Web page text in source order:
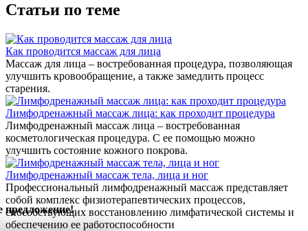
Статьи по теме
Как проводится массаж для лица
Массаж для лица – востребованная процедура, позволяющая
улучшить кровообращение, а также замедлить процесс
старения.
Лимфодренажный массаж лица: как проходит процедура
Лимфодренажный массаж лица – востребованная
косметологическая процедура. С ее помощью можно
улучшить состояние кожного покрова.
Лимфодренажный массаж тела, лица и ног
Профессиональный лимфодренажный массаж представляет
собой комплекс физиотерапевтических процессов,
способствующих восстановлению лимфатической системы и
обеспечению ее работоспособности
предложение!